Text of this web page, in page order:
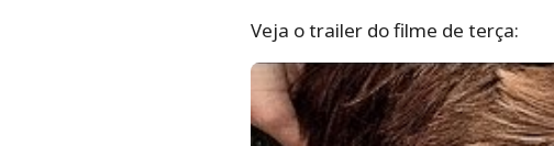
Veja o trailer do filme de terça: